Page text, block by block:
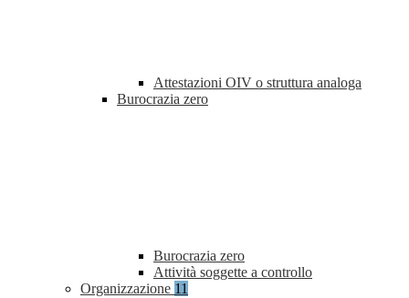
Attestazioni OIV o struttura analoga
Burocrazia zero
Burocrazia zero
Attività soggette a controllo
Organizzazione 11